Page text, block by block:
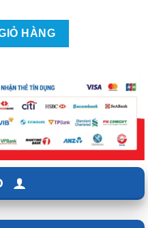
Land Cruiser 2020 - 2023
HÀNG